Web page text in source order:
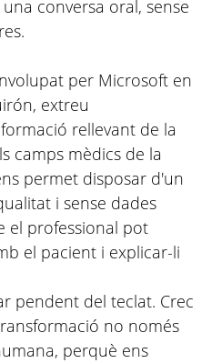
conversa oral, sense
per Microsoft en
extreu
rellevant de la
camps mèdics de la
permet disposar d'un
i sense dades
el professional pot
el pacient i explicar-li
pendent del teclat. Crec
no només
perquè ens